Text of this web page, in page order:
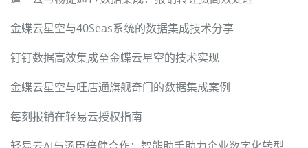
金蝶云星空与40Seas系统的数据集成技术分享
钉钉数据高效集成至金蝶云星空的技术实现
金蝶云星空与旺店通旗舰奇门的数据集成案例
每刻报销在轻易云授权指南